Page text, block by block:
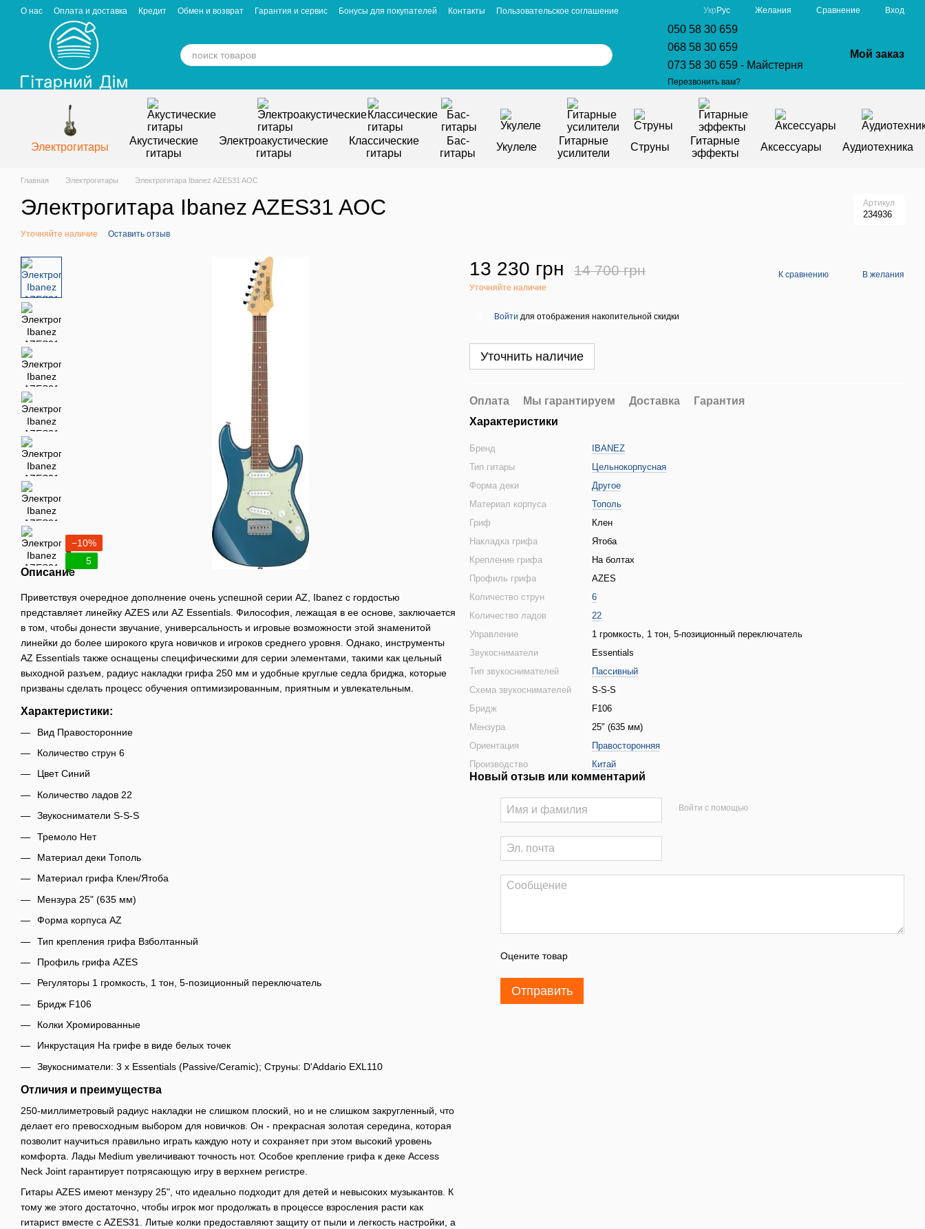
Перейти к основному контенту
О нас Оплата и доставка Кредит Обмен и возврат Гарантия и сервис Бонусы для покупателей Контакты
Пользовательское соглашение
Отзывы о магазине
Укр Рус Желания Сравнение Вход
050 58 30 659
068 58 30 659
073 58 30 659 - Майстерня
Перезвонить вам?
Мой заказ
Электрогитары
Акустические
гитары
Электроакустические
гитары
Классические
гитары
Бас-
гитары
Укулеле
Гитарные
усилители
Струны
Гитарные
эффекты
Аксессуары Аудиотехника
Главная Электрогитары Электрогитара Ibanez AZES31 AOC
Электрогитара Ibanez AZES31 AOC Артикул
234936
Уточняйте наличие Оставить отзыв
−10%
5
Описание
Приветствуя очередное дополнение очень успешной серии AZ, Ibanez с гордостью
представляет линейку AZES или AZ Essentials. Философия, лежащая в ее основе, заключается
в том, чтобы донести звучание, универсальность и игровые возможности этой знаменитой
линейки до более широкого круга новичков и игроков среднего уровня. Однако, инструменты
AZ Essentials также оснащены специфическими для серии элементами, такими как цельный
выходной разъем, радиус накладки грифа 250 мм и удобные круглые седла бриджа, которые
призваны сделать процесс обучения оптимизированным, приятным и увлекательным.
Характеристики:
Вид Правосторонние
Количество струн 6
Цвет Синий
Количество ладов 22
Звукосниматели S-S-S
Тремоло Нет
Материал деки Тополь
Материал грифа Клен/Ятоба
Мензура 25" (635 мм)
Форма корпуса AZ
Тип крепления грифа Взболтанный
Профиль грифа AZES
Регуляторы 1 громкость, 1 тон, 5-позиционный переключатель
Бридж F106
Колки Хромированные
Инкрустация На грифе в виде белых точек
Звукосниматели: 3 x Essentials (Passive/Ceramic); Струны: D'Addario EXL110
Отличия и преимущества
250-миллиметровый радиус накладки не слишком плоский, но и не слишком закругленный, что
делает его превосходным выбором для новичков. Он - прекрасная золотая середина, которая
позволит научиться правильно играть каждую ноту и сохраняет при этом высокий уровень
комфорта. Лады Medium увеличивают точность нот. Особое крепление грифа к деке Access
Neck Joint гарантирует потрясающую игру в верхнем регистре.
Гитары AZES имеют мензуру 25", что идеально подходит для детей и невысоких музыкантов. К
тому же этого достаточно, чтобы игрок мог продолжать в процессе взросления расти как
гитарист вместе с AZES31. Литые колки предоставляют защиту от пыли и легкость настройки, а
13 230 грн 14 700 грн
Уточняйте наличие
К сравнению В желания
Войти для отображения накопительной скидки
Уточнить наличие
Оплата Мы гарантируем Доставка
Гарантия
Характеристики
Бренд
IBANEZ
Тип гитары
Цельнокорпусная
Форма деки
Другое
Материал корпуса
Тополь
Гриф
Клен
Накладка грифа
Ятоба
Крепление грифа
На болтах
Профиль грифа
AZES
Количество струн
6
Количество ладов
22
Управление
1 громкость, 1 тон, 5-позиционный переключатель
Звукосниматели
Essentials
Тип звукоснимателей
Пассивный
Схема звукоснимателей
S-S-S
Бридж
F106
Мензура
25" (635 мм)
Ориентация
Правосторонняя
Производство
Китай
Новый отзыв или комментарий
Войти с помощью
Оцените товар
Отправить